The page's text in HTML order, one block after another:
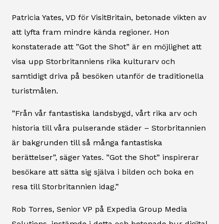
Patricia Yates, VD för VisitBritain, betonade vikten av
att lyfta fram mindre kända regioner. Hon
konstaterade att ”Got the Shot” är en möjlighet att
visa upp Storbritanniens rika kulturarv och
samtidigt driva på besöken utanför de traditionella
turistmålen.
”Från vår fantastiska landsbygd, vårt rika arv och
historia till våra pulserande städer – Storbritannien
är bakgrunden till så många fantastiska
berättelser”, säger Yates. ”Got the Shot” inspirerar
besökare att sätta sig själva i bilden och boka en
resa till Storbritannien idag.”
Rob Torres, Senior VP på Expedia Group Media